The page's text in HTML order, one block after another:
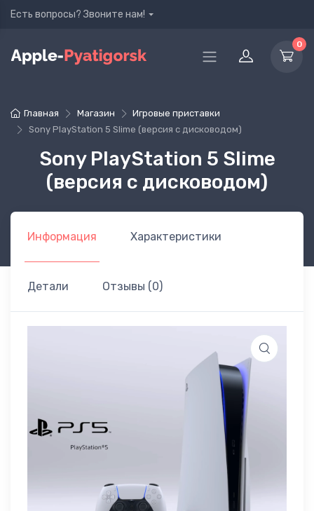
Есть вопросы? Звоните нам!
0
Главная Магазин
Игровые приставки
Sony PlayStation 5 Slime (версия с дисководом)
Sony PlayStation 5 Slime
(версия с дисководом)
Информация Характеристики
Детали Отзывы (0)